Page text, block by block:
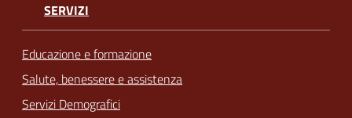
SERVIZI
Educazione e formazione
Salute, benessere e assistenza
Servizi Demografici